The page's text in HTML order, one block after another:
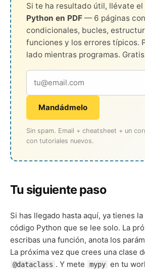
Si te ha resultado útil, llévate el
Python en PDF — 6 páginas
condicionales, bucles,
funciones y los errores típicos.
lado mientras programas.
Mandádmelo
Sin spam. Email + cheatsheet + un
con tutoriales nuevos.
Tu siguiente paso
Si has llegado hasta aquí, ya tienes
código Python que se lee solo. La
escribas una función, anota los
La próxima vez que crees una clase
@dataclass . Y mete mypy en tu